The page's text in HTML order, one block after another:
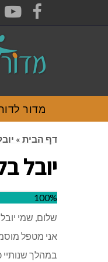
מדור
דף הבית »
יובל
100%
שלום, שמי
אני מטפל
במהלך שנותיי